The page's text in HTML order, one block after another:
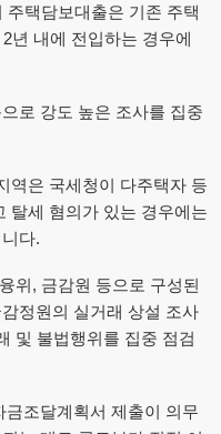
주택담보대출은 기존 주택
년 내에 전입하는 경우에
로 강도 높은 조사를 집중
역은 국세청이 다주택자 등
탈세 혐의가 있는 경우에는
다.
위, 금감원 등으로 구성된
정원의 실거래 상설 조사
및 불법행위를 집중 점검
조달계획서 제출이 의무